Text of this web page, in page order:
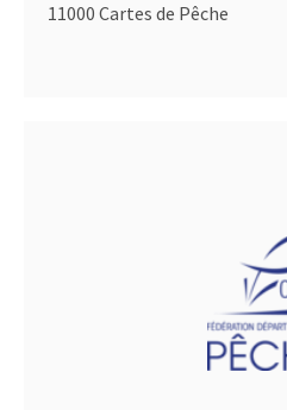
11000 Cartes de Pêche